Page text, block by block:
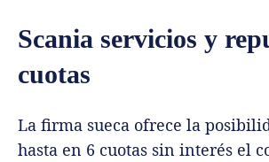
Scania servicios y
cuotas
La firma sueca ofrece la
hasta en 6 cuotas sin interés el